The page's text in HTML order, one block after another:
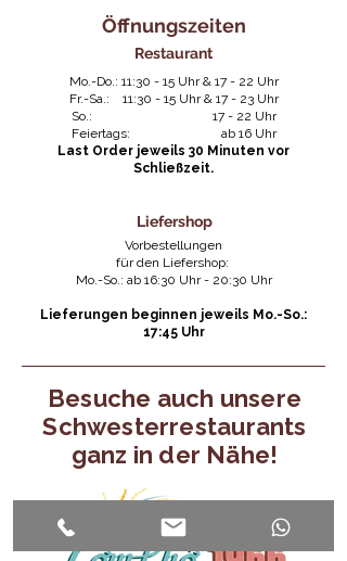
Öffnungszeiten
Restaurant
Mo.-Do.: 11:30 - 15 Uhr & 17 - 22 Uhr
Fr.-Sa.: 11:30 - 15 Uhr & 17 - 23 Uhr
So.: 17 - 22 Uhr
​Feiertags: ab 16 Uhr
​Last Order jeweils 30 Minuten vor
Schließzeit.
Liefershop
Vorbestellungen
für den Liefershop:
Mo.-So.: ab 16:30 Uhr - 20:30 Uhr
Lieferungen beginnen jeweils Mo.-So.:
17:45 Uhr
Besuche auch unsere
Schwesterrestaurants
ganz in der Nähe!